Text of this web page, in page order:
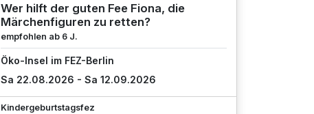
Wer hilft der guten Fee Fiona, die
Märchenfiguren zu retten?
empfohlen ab 6 J.
Öko-Insel im FEZ-Berlin
Sa 22.08.2026 - Sa 12.09.2026
Kindergeburtstagsfez